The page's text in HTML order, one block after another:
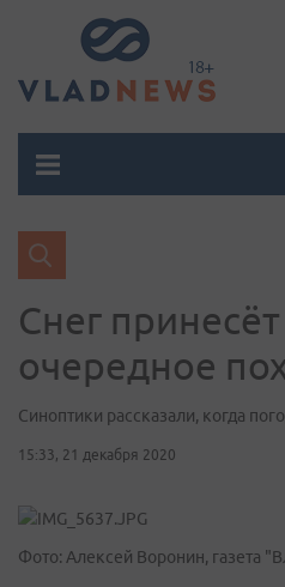
Снег
очередное
Синоптики рассказали, когда
15:33, 21 декабря 2020
Фото: Алексей Воронин, газета